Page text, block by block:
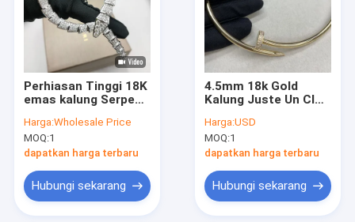
Perhiasan Tinggi 18K
emas kalung Serpenti
emas putih
Harga:Wholesale Price
MOQ:1
dapatkan harga terbaru
Hubungi sekarang
4.5mm 18k Gold
Kalung Juste Un Clou
Kalung 18k Gold
Harga:USD
MOQ:1
dapatkan harga terbaru
Hubungi sekarang